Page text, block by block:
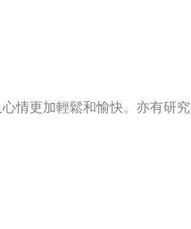
情更加輕鬆和愉快。亦有研究
這些社交互動可以幫助人們擴